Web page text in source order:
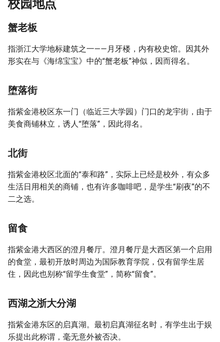
校园地点
蟹老板
指浙江大学地标建筑之一——月牙楼，内有校史馆。因其外
形实在与《海绵宝宝》中的“蟹老板”神似，因而得名。
堕落街
指紫金港校区东一门（临近三大学园）门口的龙宇街，由于
美食商铺林立，诱人“堕落”，因此得名。
北街
指紫金港校区北面的“泰和路”，实际上已经是校外，有众多
生活日用相关的商铺，也有许多咖啡吧，是学生“刷夜”的不
二之选。
留食
指紫金港大西区的澄月餐厅。澄月餐厅是大西区第一个启用
的食堂，最初开放时周边为国际教育学院，仅有留学生居
住，因此也别称“留学生食堂”，简称“留食”。
西湖之浙大分湖
指紫金港东区的启真湖。最初启真湖征名时，有学生出于娱
乐提出此称谓，毫无意外被否决。